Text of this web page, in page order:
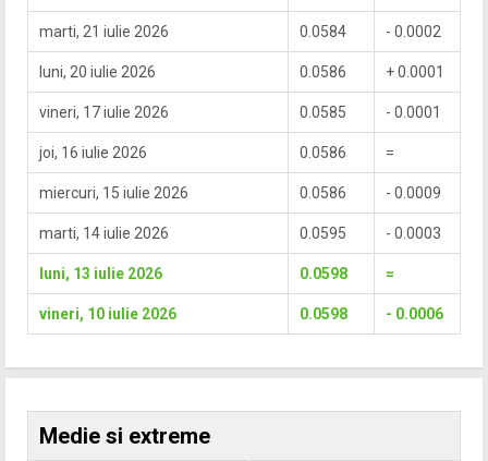
marti, 21 iulie 2026 0.0584 - 0.0002
luni, 20 iulie 2026 0.0586 + 0.0001
vineri, 17 iulie 2026 0.0585 - 0.0001
joi, 16 iulie 2026 0.0586 =
miercuri, 15 iulie 2026 0.0586 - 0.0009
marti, 14 iulie 2026 0.0595 - 0.0003
luni, 13 iulie 2026 0.0598 =
vineri, 10 iulie 2026 0.0598 - 0.0006
Medie si extreme